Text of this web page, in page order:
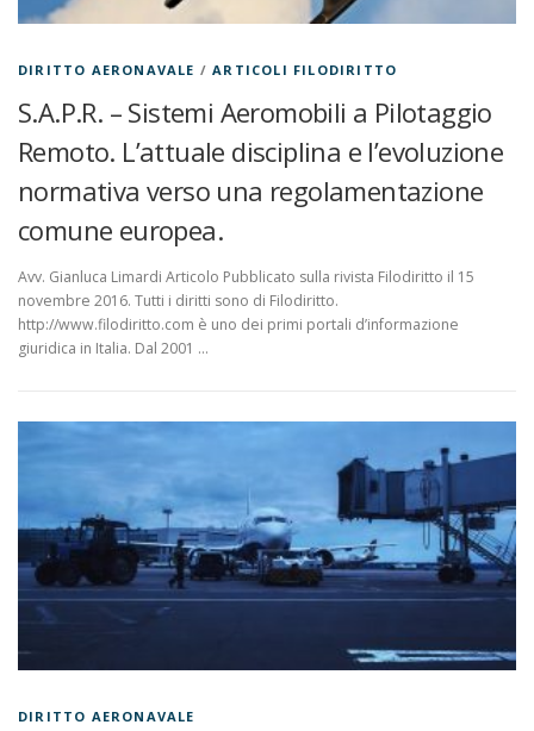
DIRITTO AERONAVALE /ARTICOLI FILODIRITTO
S.A.P.R. – Sistemi Aeromobili a Pilotaggio
Remoto. L’attuale disciplina e l’evoluzione
normativa verso una regolamentazione
comune europea.
Avv. Gianluca Limardi Articolo Pubblicato sulla rivista Filodiritto il 15
novembre 2016. Tutti i diritti sono di Filodiritto.
http://www.filodiritto.com è uno dei primi portali d’informazione
giuridica in Italia. Dal 2001 …
DIRITTO AERONAVALE